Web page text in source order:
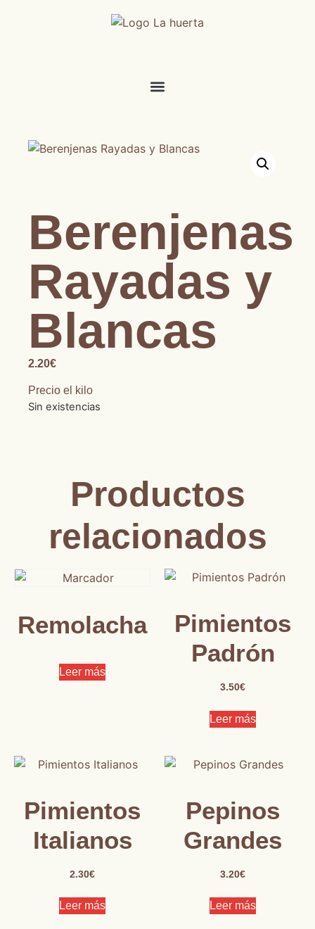
Berenjenas
Rayadas y
Blancas
2.20€
Precio el kilo
Sin existencias
Productos
relacionados
Remolacha
Leer más
Pimientos
Padrón
3.50€
Leer más
Pimientos
Italianos
2.30€
Leer más
Pepinos
Grandes
3.20€
Leer más